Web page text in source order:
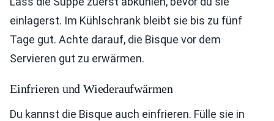
einlagerst. Im Kühlschrank bleibt sie bis zu fünf
Tage gut. Achte darauf, die Bisque vor dem
Servieren gut zu erwärmen.
Einfrieren und Wiederaufwärmen
Du kannst die Bisque auch einfrieren. Fülle sie in